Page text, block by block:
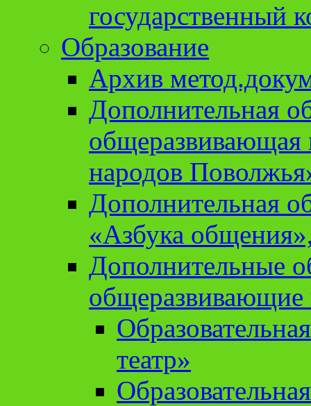
государственный
Образование
Архив
Дополнительная
народов
Дополнительная
«Азбука
Дополнительные
театр»